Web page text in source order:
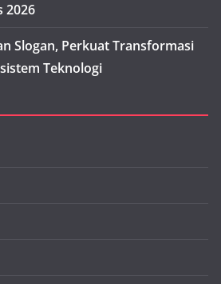
2026
Slogan, Perkuat Transformasi
Teknologi